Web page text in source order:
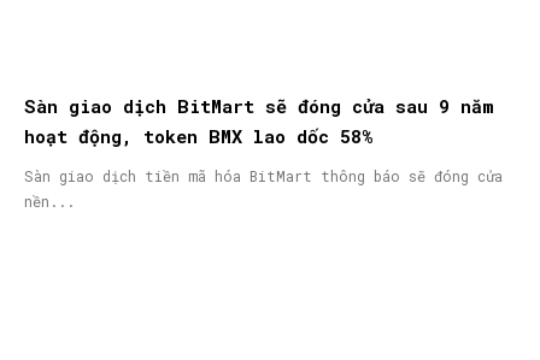
Sàn giao dịch BitMart sẽ đóng cửa sau 9 năm
hoạt động, token BMX lao dốc 58%
Sàn giao dịch tiền mã hóa BitMart thông báo sẽ đóng cửa
nền...